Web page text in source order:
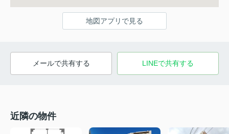
地図アプリで見る
メールで共有する LINEで共有する
近隣の物件